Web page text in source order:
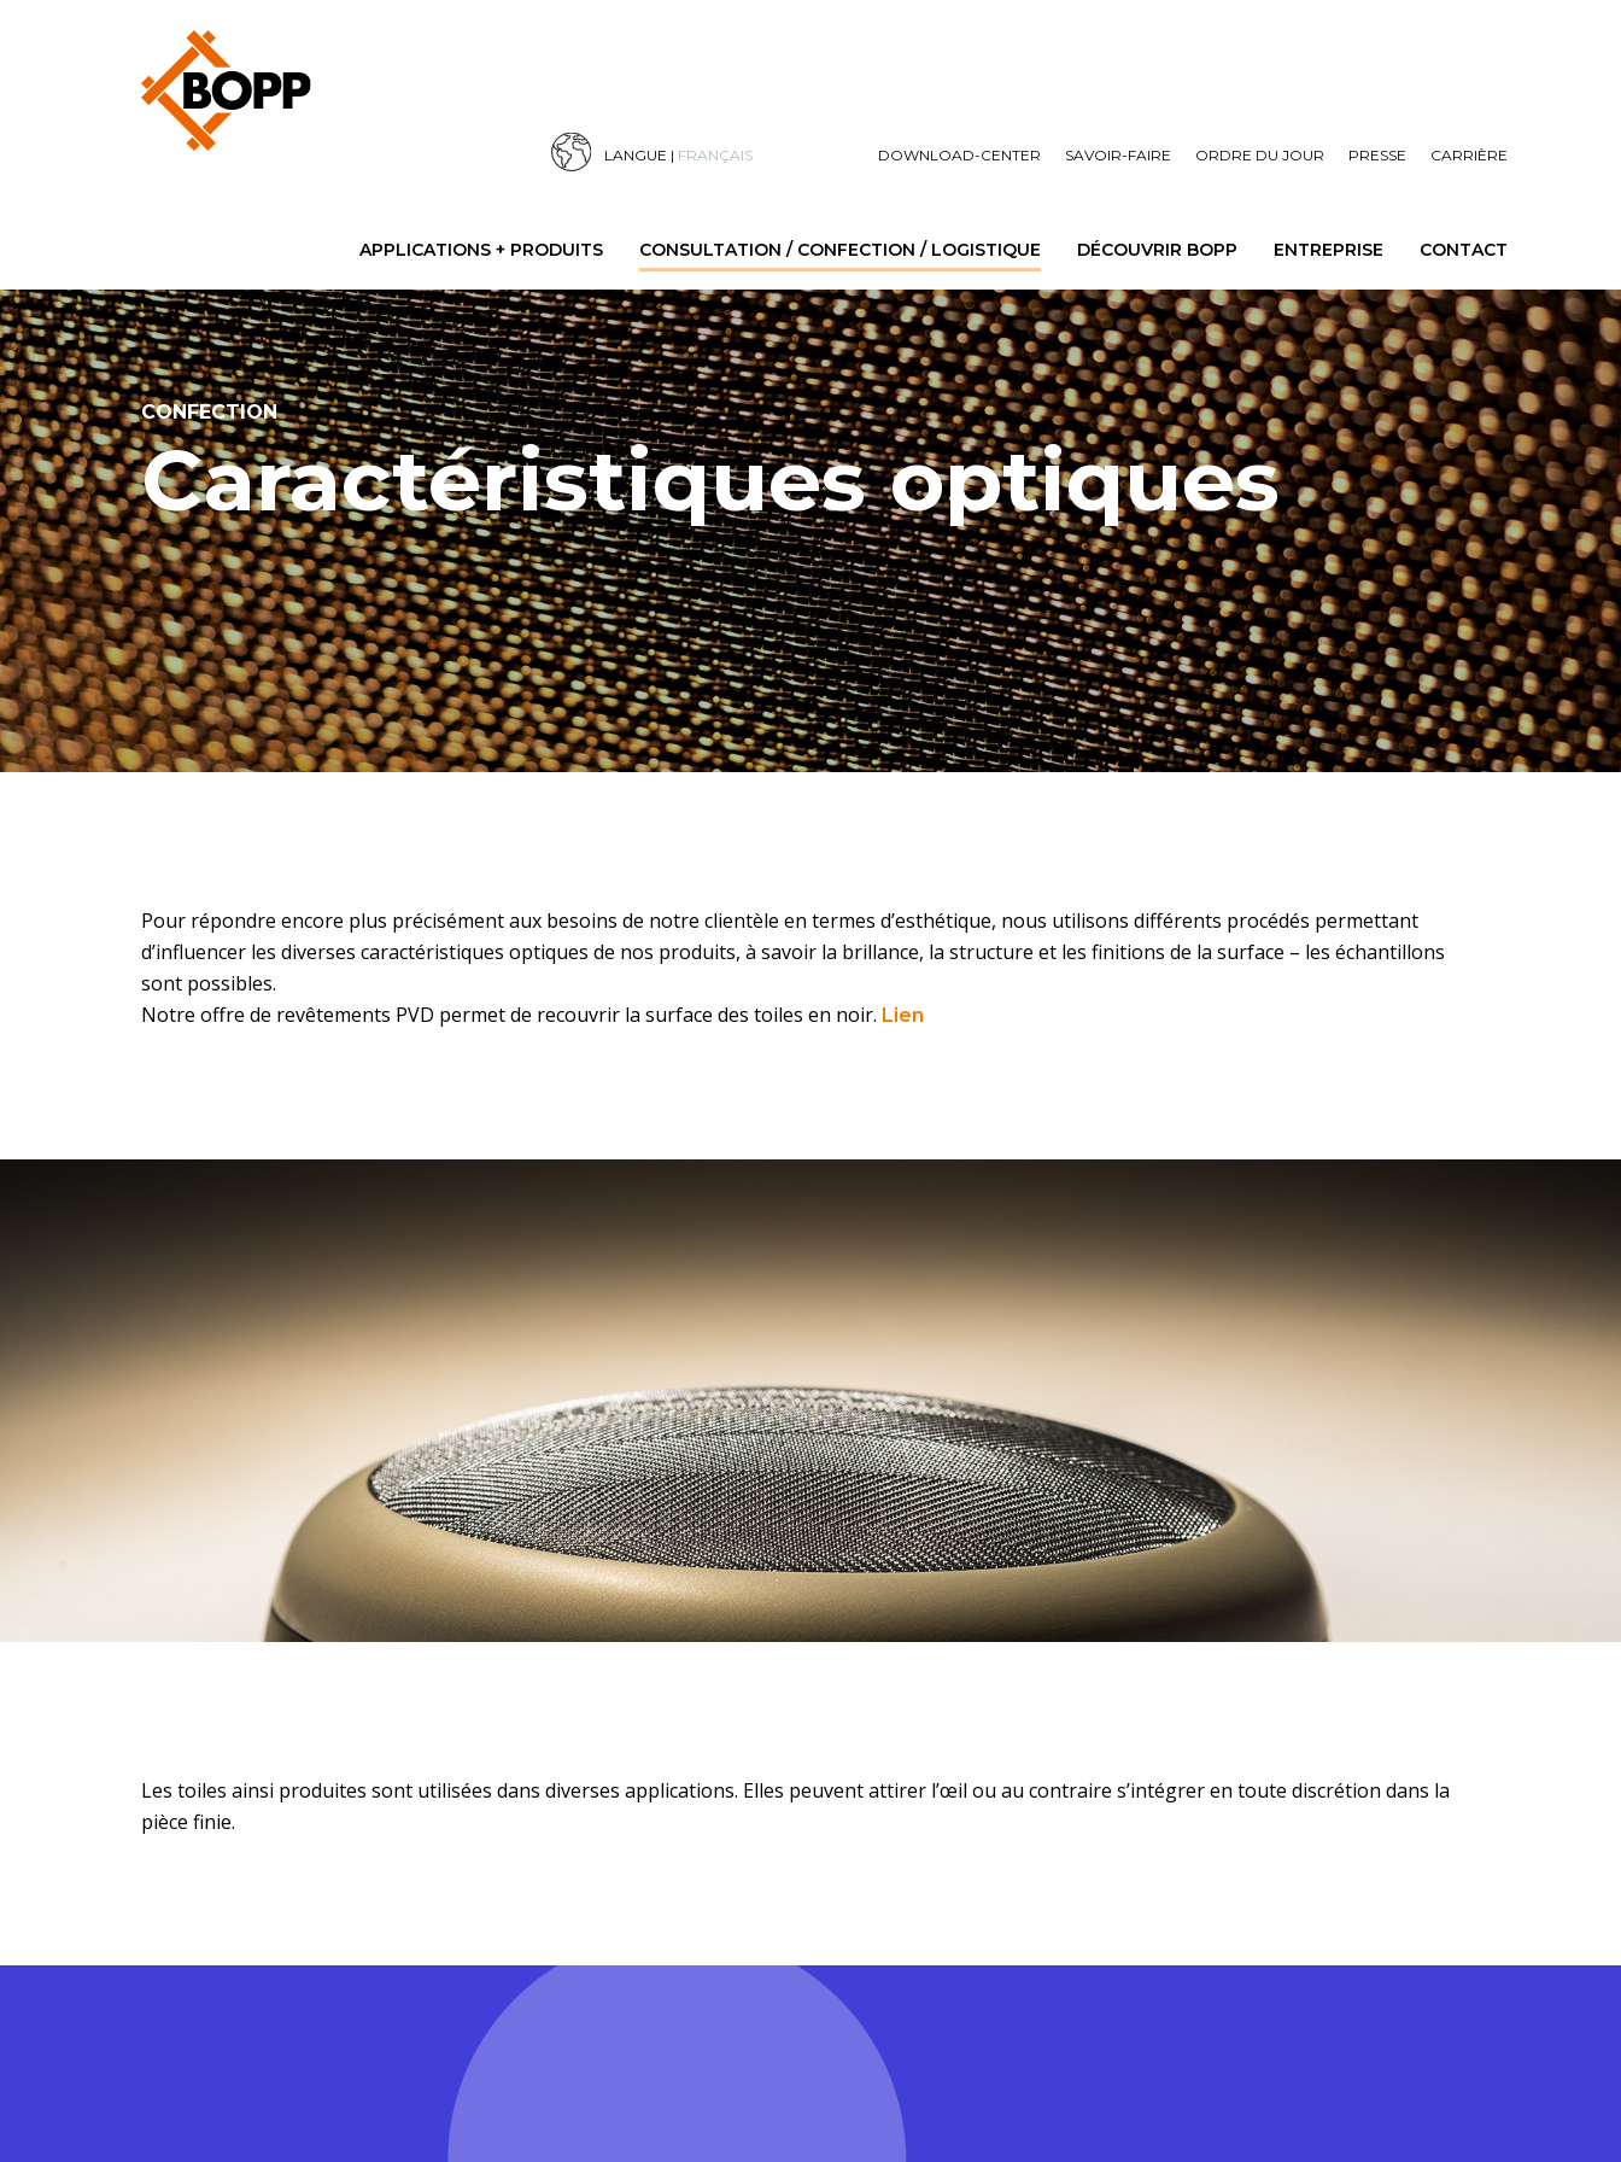
LANGUE | FRANÇAIS DOWNLOAD-CENTER SAVOIR-FAIRE ORDRE DU JOUR PRESSE CARRIÈRE
APPLICATIONS + PRODUITS CONSULTATION / CONFECTION / LOGISTIQUE DÉCOUVRIR BOPP ENTREPRISE CONTACT
CONFECTION
Caractéristiques optiques
Pour répondre encore plus précisément aux besoins de notre clientèle en termes d’esthétique, nous utilisons différents procédés permettant
d’influencer les diverses caractéristiques optiques de nos produits, à savoir la brillance, la structure et les finitions de la surface – les échantillons
sont possibles.
Notre offre de revêtements PVD permet de recouvrir la surface des toiles en noir. Lien
Les toiles ainsi produites sont utilisées dans diverses applications. Elles peuvent attirer l’œil ou au contraire s’intégrer en toute discrétion dans la
pièce finie.